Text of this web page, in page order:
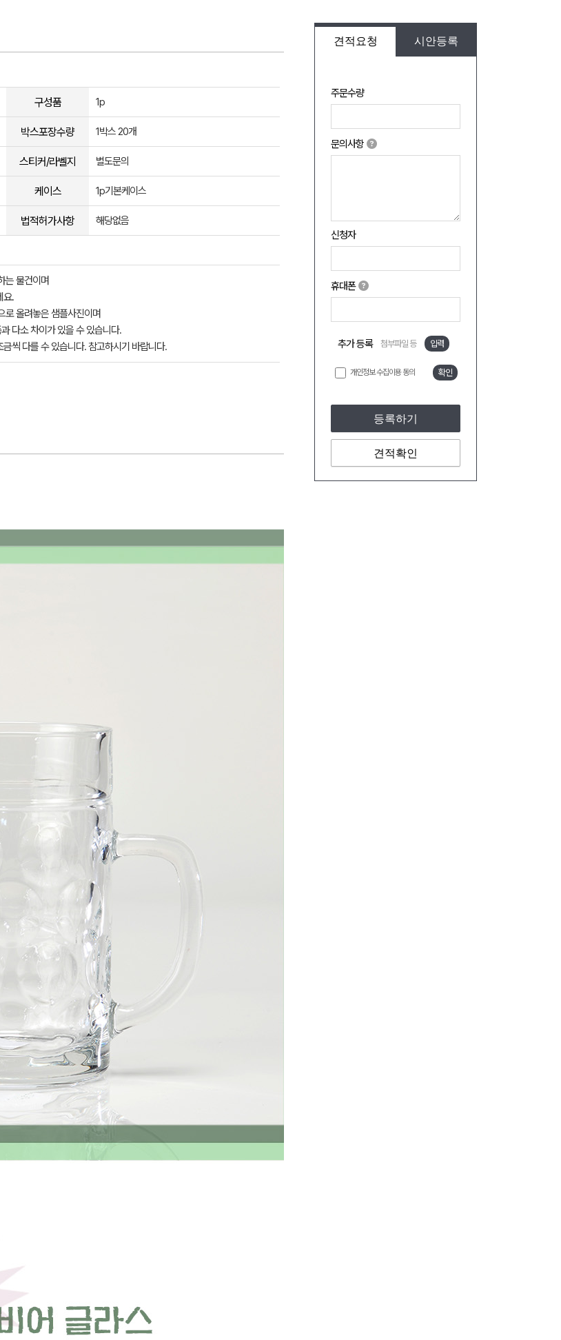
견적요청 시안등록
주문수량
문의사항
신청자
휴대폰
추가 등록 첨부파일 등 입력
개인정보 수집이용 동의 확인
등록하기
견적확인
구성품 1p
박스포장수량 1박스 20개
스티커/라벨지 별도문의
케이스 1p기본케이스
법적허가사항 해당없음
는 물건이며
요.
로 올려놓은 샘플사진이며
다소 차이가 있을 수 있습니다.
씩 다를 수 있습니다. 참고하시기 바랍니다.